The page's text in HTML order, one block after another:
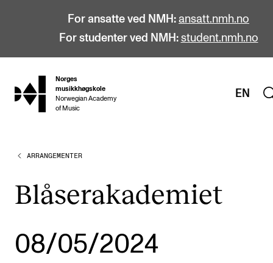
For ansatte ved NMH: ansatt.nmh.no
For studenter ved NMH: student.nmh.no
hjem
Norges
musikkhøgskole
Norwegian Academy
of Music
EN
STUDIER
Bachelor
Doktorgrad
ARRANGEMENTER
Blåserakademiet
08/05/2024